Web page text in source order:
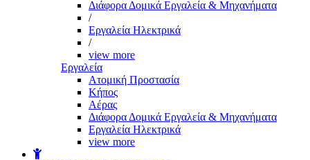
Διάφορα Δομικά Εργαλεία & Μηχανήματα
/
Εργαλεία Ηλεκτρικά
/
view more
Εργαλεία
Aτομική Προστασία
Kήπος
Αέρας
Διάφορα Δομικά Εργαλεία & Μηχανήματα
Εργαλεία Ηλεκτρικά
view more